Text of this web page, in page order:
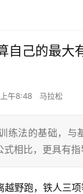
自己的最大
午8:48 马拉松
练法的基础，与
相比，更具有指
越野跑，铁人三